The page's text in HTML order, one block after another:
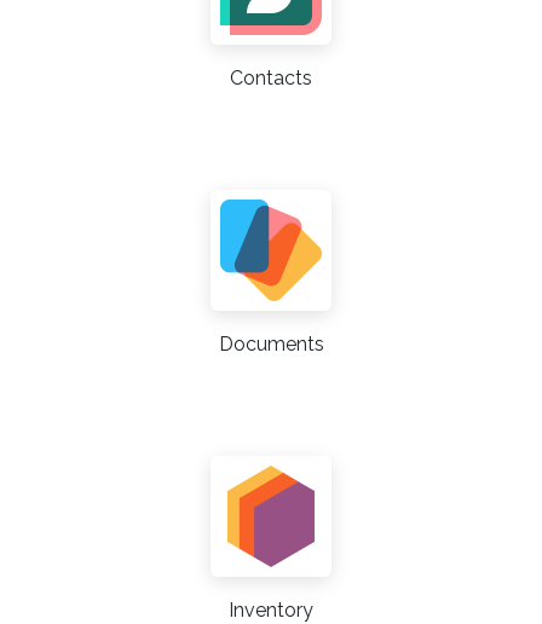
Contacts
Documents
Inventory